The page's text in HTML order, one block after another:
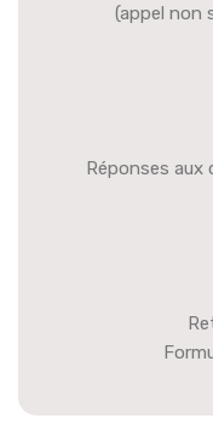
(appel non
Réponses